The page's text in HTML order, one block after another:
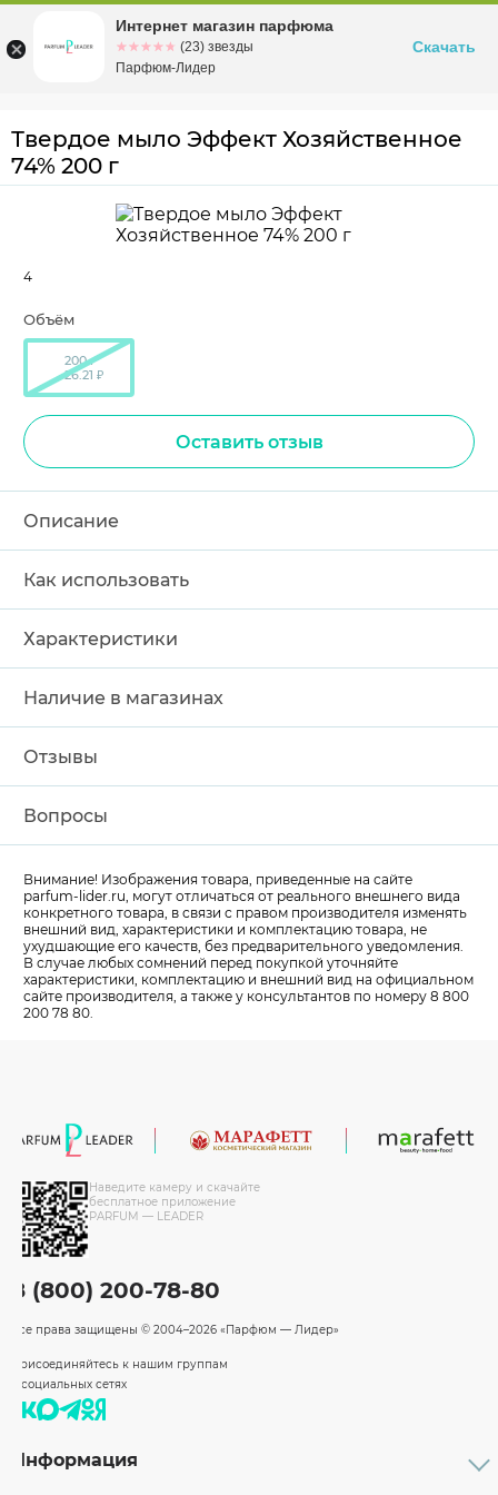
Омскул. Заозерная, 11, к. 1
Твердое мыло Эффект Хозяйственное
74% 200 г
4
Объём
200 г
26.21 ₽
Оставить отзыв
Описание
Как использовать
Характеристики
Наличие в магазинах
Отзывы
Вопросы
Внимание! Изображения товара, приведенные на сайте
parfum-lider.ru, могут отличаться от реального внешнего вида
конкретного товара, в связи с правом производителя изменять
внешний вид, характеристики и комплектацию товара, не
ухудшающие его качеств, без предварительного уведомления.
В случае любых сомнений перед покупкой уточняйте
характеристики, комплектацию и внешний вид на официальном
сайте производителя, а также у консультантов по номеру 8 800
200 78 80.
Наведите камеру и скачайте
бесплатное приложение
PARFUM — LEADER
8 (800) 200-78-80
Все права защищены © 2004–2026 «Парфюм — Лидер»
Присоединяйтесь к нашим группам
в социальных сетях
Информация
Интернет магазин парфюма
☆☆☆☆☆
★★★★★ (23) звезды
Парфюм-Лидер
Скачать